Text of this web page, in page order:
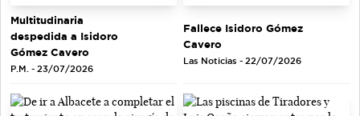
Multitudinaria
despedida a Isidoro
Gómez Cavero
P.M. - 23/07/2026
Fallece Isidoro Gómez
Cavero
Las Noticias - 22/07/2026